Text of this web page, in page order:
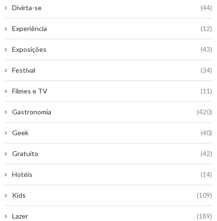
Divirta-se (44)
Experiência (12)
Exposições (43)
Festival (34)
Filmes e TV (11)
Gastronomia (420)
Geek (40)
Gratuito (42)
Hotéis (14)
Kids (109)
Lazer (189)